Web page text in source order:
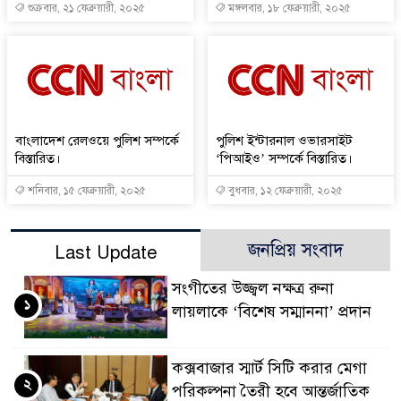
শুক্রবার, ২১ ফেব্রুয়ারী, ২০২৫ মঙ্গলবার, ১৮ ফেব্রুয়ারী, ২০২৫
বাংলাদেশ রেলওয়ে পুলিশ সম্পর্কে
বিস্তারিত।
শনিবার, ১৫ ফেব্রুয়ারী, ২০২৫
পুলিশ ইন্টারনাল ওভারসাইট
‘পিআইও’ সম্পর্কে বিস্তারিত।
বুধবার, ১২ ফেব্রুয়ারী, ২০২৫
Last Update জনপ্রিয় সংবাদ
সংগীতের উজ্জ্বল নক্ষত্র রুনা
লায়লাকে ‘বিশেষ সম্মাননা’ প্রদান
১
কক্সবাজার স্মার্ট সিটি করার মেগা
পরিকল্পনা তৈরী হবে আন্তর্জাতিক
২